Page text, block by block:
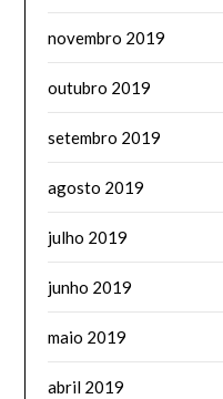
novembro 2019
outubro 2019
setembro 2019
agosto 2019
julho 2019
junho 2019
maio 2019
abril 2019